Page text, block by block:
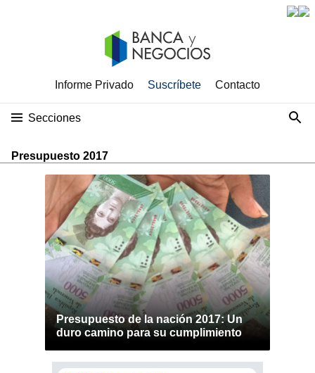
Informe Privado Suscríbete Contacto
Secciones
Presupuesto 2017
Presupuesto de la nación 2017: Un
duro camino para su cumplimiento